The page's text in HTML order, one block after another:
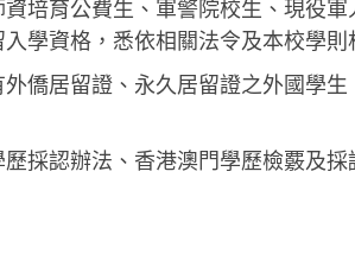
培育公費生、軍警院校生、現役
學資格，悉依相關法令及本校學則
僑居留證、永久居留證之外國學
採認辦法、香港澳門學歷檢覈及